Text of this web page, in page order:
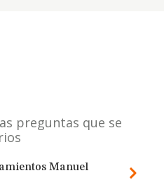
preguntas que se
Manuel